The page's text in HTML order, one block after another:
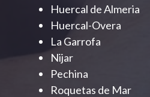
Huercal de Almeria
Huercal-Overa
La Garrofa
Nijar
Pechina
Roquetas de Mar